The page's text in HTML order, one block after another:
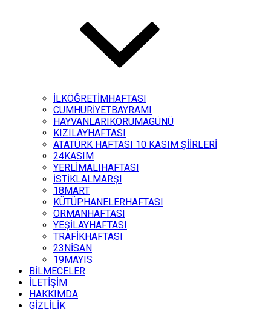
İLKÖĞRETİMHAFTASI
CUMHURİYETBAYRAMI
HAYVANLARIKORUMAGÜNÜ
KIZILAYHAFTASI
ATATÜRK HAFTASI 10 KASIM ŞİİRLERİ
24KASIM
YERLİMALIHAFTASI
İSTİKLALMARŞI
18MART
KÜTÜPHANELERHAFTASI
ORMANHAFTASI
YEŞİLAYHAFTASI
TRAFİKHAFTASI
23NİSAN
19MAYIS
BİLMECELER
İLETİŞİM
HAKKIMDA
GİZLİLİK